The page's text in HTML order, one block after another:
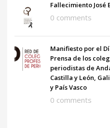
Fallecimiento
0 comments
Manifiesto por el
Prensa de los
periodistas de
Castilla y León,
y País Vasco
0 comments